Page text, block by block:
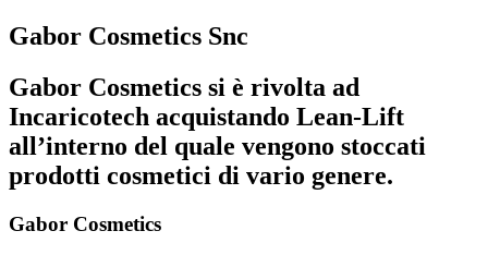
Gabor Cosmetics Snc
Gabor Cosmetics si è rivolta ad
Incaricotech acquistando Lean-Lift
all’interno del quale vengono stoccati
prodotti cosmetici di vario genere.
Gabor Cosmetics